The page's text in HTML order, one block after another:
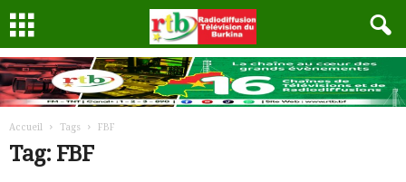
Accueil Tags FBF
Tag: FBF